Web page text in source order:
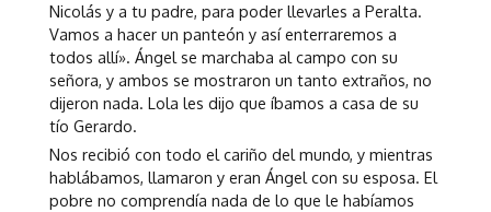
Nicolás y a tu padre, para poder llevarles a Peralta.
Vamos a hacer un panteón y así enterraremos a
todos allí». Ángel se marchaba al campo con su
señora, y ambos se mostraron un tanto extraños, no
dijeron nada. Lola les dijo que íbamos a casa de su
tío Gerardo.
Nos recibió con todo el cariño del mundo, y mientras
hablábamos, llamaron y eran Ángel con su esposa. El
pobre no comprendía nada de lo que le habíamos